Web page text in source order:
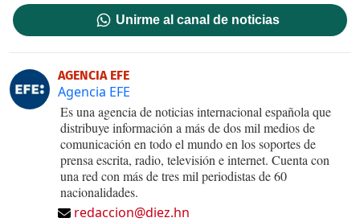
Unirme al canal de noticias
AGENCIA EFE
Agencia EFE
Es una agencia de noticias internacional española que
distribuye información a más de dos mil medios de
comunicación en todo el mundo en los soportes de
prensa escrita, radio, televisión e internet. Cuenta con
una red con más de tres mil periodistas de 60
nacionalidades.
redaccion@diez.hn